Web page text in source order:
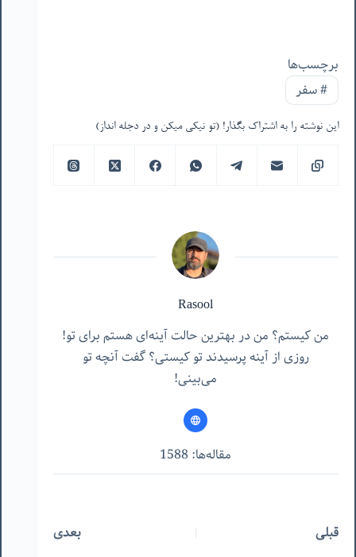
برچسب‌ها
#سفر
این نوشته را به اشتراک بگذار! (تو نیکی میکن و در دجله انداز)
Rasool
من کیستم؟ من در بهترین حالت آینه‌ای هستم برای تو!
روزی از آینه پرسیدند تو کیستی؟ گفت آنچه تو
می‌بینی!
مقاله‌ها: 1588
قبلی بعدی